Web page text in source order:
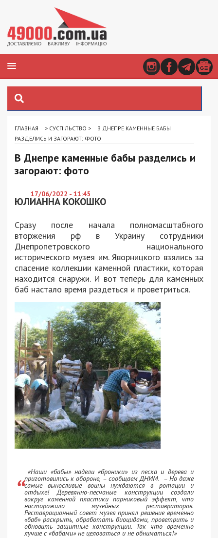
ГЛАВНАЯ > СУСПІЛЬСТВО >
В ДНЕПРЕ КАМЕННЫЕ БАБЫ
РАЗДЕЛИСЬ И ЗАГОРАЮТ: ФОТО
В Днепре каменные бабы разделись и
загорают: фото
17/06/2022 - 11:45
ЮЛИАННА КОКОШКО
Сразу после начала полномасштабного
вторжения рф в Украину сотрудники
Днепропетровского национального
исторического музея им. Яворницкого взялись за
спасение коллекции каменной пластики, которая
находится снаружи. И вот теперь для каменных
баб настало время раздеться и проветриться.
«Наши «бабы» надели «броники» из песка и дерева и
приготовились к обороне, – сообщаем ДНИМ. – Но даже
самые выносливые воины нуждаются в ротации и
отдыхе! Деревянно-песчаные конструкции создали
вокруг каменной пластики парниковый эффект, что
насторожило музейных реставраторов.
Реставрационный совет музея принял решение временно
«баб» раскрыть, обработать биоцидами, проветрить и
обновить защитные конструкции. Так что временно
лучше с «бабами» не целоваться и не обниматься!»